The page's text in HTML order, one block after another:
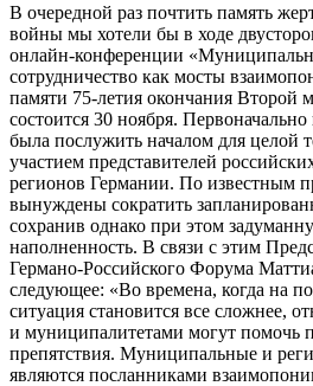
В очередной раз почтить память
войны мы хотели бы в ходе
онлайн-конференции
сотрудничество как мосты
памяти 75-летия окончания Второй
состоится 30 ноября.
была послужить началом для целой
участием представителей
регионов Германии. По известным
вынуждены сократить
сохранив однако при этом
наполненность. В связи с этим
Германо-Российского Форума
следующее: «Во времена, когда на
ситуация становится все сложнее,
и муниципалитетами могут помочь
препятствия. Муниципальные и
являются посланниками